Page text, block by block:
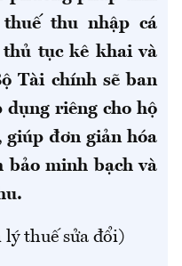
thu nhập cá
tục kê khai và
Tài chính sẽ ban
dụng riêng cho hộ
giúp đơn giản hóa
bảo minh bạch và
thuế sửa đổi)